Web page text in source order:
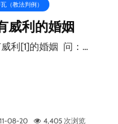
（教法判例）
威利的婚姻
利[1]的婚姻 问：...
08-20 4,405 次浏览